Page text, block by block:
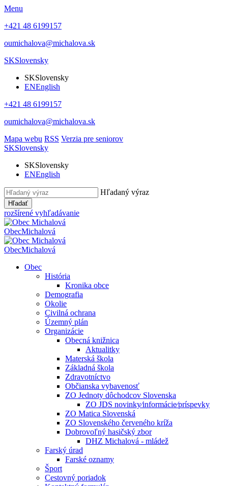
Menu
+421 48 6199157
oumichalova@michalova.sk
SKSlovensky
SKSlovensky
ENEnglish
+421 48 6199157
oumichalova@michalova.sk
Mapa webu RSS Verzia pre seniorov
SKSlovensky
SKSlovensky
ENEnglish
Hľadaný výraz
Hľadať
rozšírené vyhľadávanie
ObecMichalová
ObecMichalová
Obec
História
Kronika obce
Demografia
Okolie
Civilná ochrana
Územný plán
Organizácie
Obecná knižnica
Aktualitky
Materská škola
Základná škola
Zdravotníctvo
Občianska vybavenosť
ZO Jednoty dôchodcov Slovenska
ZO JDS novinky⁄informácie⁄príspevky
ZO Matica Slovenská
ZO Slovenského červeného kríža
Dobrovoľný hasičský zbor
DHZ Michalová - mládež
Farský úrad
Farské oznamy
Šport
Cestovný poriadok